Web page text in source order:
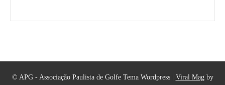
© APG - Associação Paulista de GolfeTema Wordpress | Viral Magby